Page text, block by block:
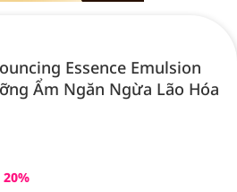
Essence Emulsion
Ẩm Ngăn Ngừa Lão Hóa